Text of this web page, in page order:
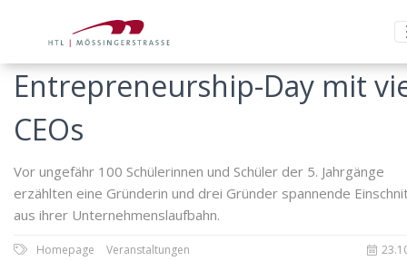
Entrepreneurship-Day mit
CEOs
Vor ungefähr 100 Schülerinnen und Schüler der 5. Jahrgänge
erzählten eine Gründerin und drei Gründer spannende
aus ihrer Unternehmenslaufbahn.
Homepage Veranstaltungen